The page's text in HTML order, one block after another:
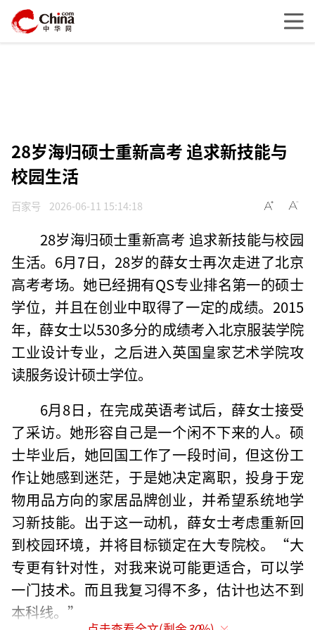
28岁海归硕士重新高考 追求新技能与
校园生活
百家号 2026-06-11 15:14:18
28岁海归硕士重新高考 追求新技能与校园
生活。6月7日，28岁的薛女士再次走进了北京
高考考场。她已经拥有QS专业排名第一的硕士
学位，并且在创业中取得了一定的成绩。2015
年，薛女士以530多分的成绩考入北京服装学院
工业设计专业，之后进入英国皇家艺术学院攻
读服务设计硕士学位。
6月8日，在完成英语考试后，薛女士接受
了采访。她形容自己是一个闲不下来的人。硕
士毕业后，她回国工作了一段时间，但这份工
作让她感到迷茫，于是她决定离职，投身于宠
物用品方向的家居品牌创业，并希望系统地学
习新技能。出于这一动机，薛女士考虑重新回
到校园环境，并将目标锁定在大专院校。“大
专更有针对性，对我来说可能更适合，可以学
一门技术。而且我复习得不多，估计也达不到
本科线。”